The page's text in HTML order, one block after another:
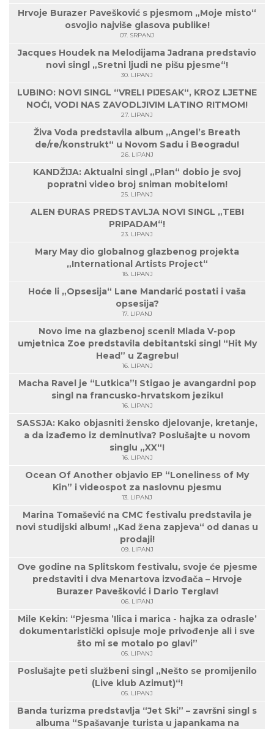
Hrvoje Burazer Pavešković s pjesmom „Moje misto“
osvojio najviše glasova publike!
07. SRPANJ
Jacques Houdek na Melodijama Jadrana predstavio
novi singl „Sretni ljudi ne pišu pjesme“!
30. LIPANJ
LUBINO: NOVI SINGL “VRELI PIJESAK“, KROZ LJETNE
NOĆI, VODI NAS ZAVODLJIVIM LATINO RITMOM!
27. LIPANJ
Živa Voda predstavila album „Angel’s Breath
de/re/konstrukt“ u Novom Sadu i Beogradu!
26. LIPANJ
KANDŽIJA: Aktualni singl „Plan“ dobio je svoj
popratni video broj sniman mobitelom!
25. LIPANJ
ALEN ĐURAS PREDSTAVLJA NOVI SINGL „TEBI
PRIPADAM“!
23. LIPANJ
Mary May dio globalnog glazbenog projekta
„International Artists Project“
18. LIPANJ
Hoće li „Opsesija“ Lane Mandarić postati i vaša
opsesija?
17. LIPANJ
Novo ime na glazbenoj sceni! Mlada V-pop
umjetnica Zoe predstavila debitantski singl “Hit My
Head” u Zagrebu!
16. LIPANJ
Macha Ravel je “Lutkica”! Stigao je avangardni pop
singl na francusko-hrvatskom jeziku!
16. LIPANJ
SASSJA: Kako objasniti žensko djelovanje, kretanje,
a da izađemo iz deminutiva? Poslušajte u novom
singlu „XX“!
16. LIPANJ
Ocean Of Another objavio EP “Loneliness of My
Kin” i videospot za naslovnu pjesmu
13. LIPANJ
Marina Tomašević na CMC festivalu predstavila je
novi studijski album! „Kad žena zapjeva“ od danas u
prodaji!
09. LIPANJ
Ove godine na Splitskom festivalu, svoje će pjesme
predstaviti i dva Menartova izvođača – Hrvoje
Burazer Pavešković i Dario Terglav!
06. LIPANJ
Mile Kekin: “Pjesma ’Ilica i marica - hajka za odrasle’
dokumentaristički opisuje moje privođenje ali i sve
što mi se motalo po glavi”
05. LIPANJ
Poslušajte peti službeni singl „Nešto se promijenilo
(Live klub Azimut)“!
05. LIPANJ
Banda turizma predstavlja “Jet Ski” – završni singl s
albuma “Spašavanje turista u japankama na